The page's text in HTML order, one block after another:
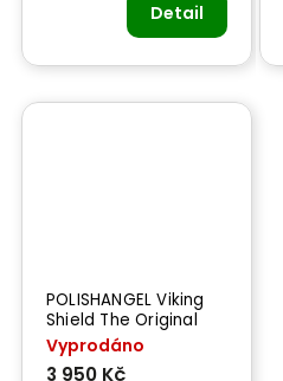
Detail
POLISHANGEL Viking
Shield The Original
500 ml -OCHRANA
LAKU
Vyprodáno
3 950 Kč